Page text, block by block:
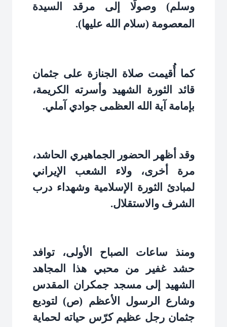
وسلم) وصولًا إلى مرقد السيدة
المعصومة (سلام الله عليها).
كما أُقيمت صلاة الجنازة على جثمان
قائد الثورة الشهيد وأسرته الكريمة،
بإمامة آية الله العظمى جوادي آملي.
وقد أظهر الحضور الجماهيري الحاشد،
مرة أخرى، ولاء الشعب الإيراني
لمبادئ الثورة الإسلامية وشهداء درب
الشرف والاستقلال.
ومنذ ساعات الصباح الأولى، توافد
حشد غفير من محبي هذا المجاهد
الشهيد إلى مسجد جمكران المقدس
وشارع الرسول الأعظم (ص) لتوديع
جثمان رجل عظيم كرّس حياته لحماية